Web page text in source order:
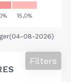
08-2026)
Filters